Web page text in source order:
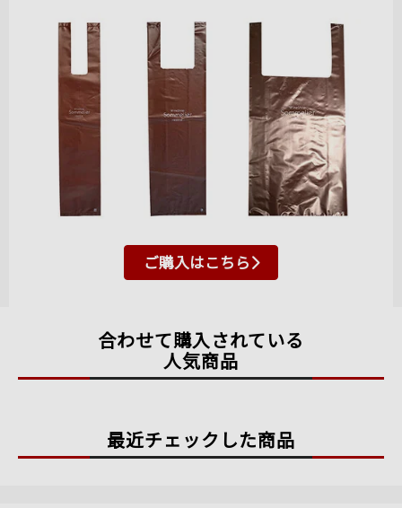
ご購入はこちら
合わせて購入されている
人気商品
最近チェックした商品